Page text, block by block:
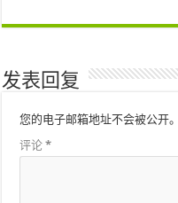
发表回复
您的电子邮箱地址不会被公开。
评论*